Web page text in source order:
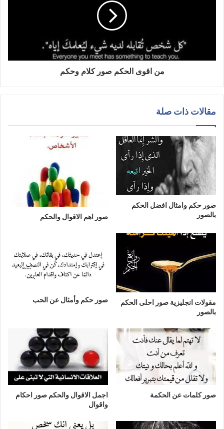
من اقوى الحكم صور كلام وحكم
مقالات ذات صلة
صور حكم وامثال افضل الحكم
بالصور
صور اهم الاقوال والحكم
مقولات انجليزية صور احلى الحكم
بالصور
صور حكم وأمثال عن الحب
صور كلمات عن الحكمة
اجمل الاقوال والحكم صور احكام
واقوال